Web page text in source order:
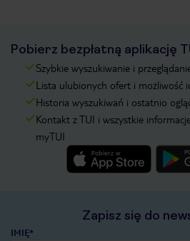
Pobierz bezpłatną aplikację
Szybkie wyszukiwanie i
Lista ulubionych ofert i możliwość
Historia wyszukiwań i ostatnio
Kontakt z TUI i wszystkie
myTUI
Zapisz się do
IMIĘ*